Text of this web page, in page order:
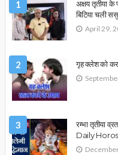
1
अक्षय तृतीया के
बिटिया चली
April 29,
2 गृह क्लेश को
3
रम्भा तृतीया
Daily